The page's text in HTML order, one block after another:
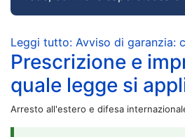
Leggi tutto: Avviso di garanzia:
Prescrizione e
quale legge si
Arresto all'estero e difesa